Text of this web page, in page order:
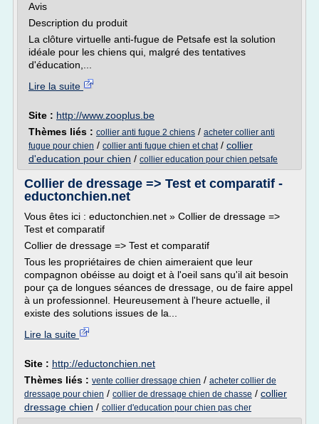
Avis
Description du produit
La clôture virtuelle anti-fugue de Petsafe est la solution
idéale pour les chiens qui, malgré des tentatives
d'éducation,...
Lire la suite
Site : http://www.zooplus.be
Thèmes liés : collier anti fugue 2 chiens / acheter collier anti
fugue pour chien / collier anti fugue chien et chat/ collier
d'education pour chien / collier education pour chien petsafe
Collier de dressage => Test et comparatif -
eductonchien.net
Vous êtes ici : eductonchien.net » Collier de dressage =>
Test et comparatif
Collier de dressage => Test et comparatif
Tous les propriétaires de chien aimeraient que leur
compagnon obéisse au doigt et à l'oeil sans qu'il ait besoin
pour ça de longues séances de dressage, ou de faire appel
à un professionnel. Heureusement à l'heure actuelle, il
existe des solutions issues de la...
Lire la suite
Site : http://eductonchien.net
Thèmes liés : vente collier dressage chien / acheter collier de
dressage pour chien / collier de dressage chien de chasse / collier
dressage chien / collier d'education pour chien pas cher